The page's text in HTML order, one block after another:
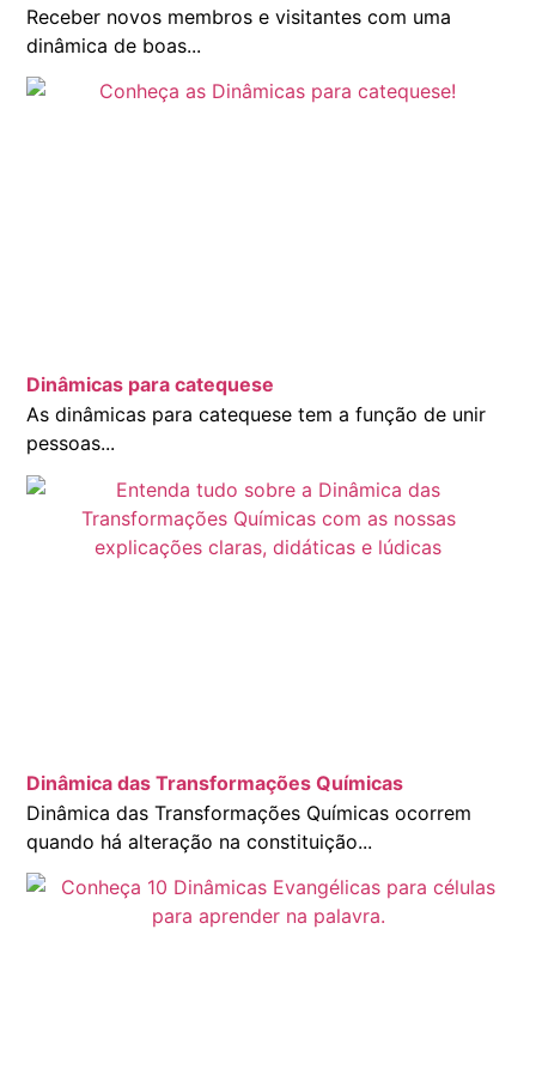
Receber novos membros e visitantes com uma
dinâmica de boas...
Dinâmicas para catequese
As dinâmicas para catequese tem a função de unir
pessoas...
Dinâmica das Transformações Químicas
Dinâmica das Transformações Químicas ocorrem
quando há alteração na constituição...